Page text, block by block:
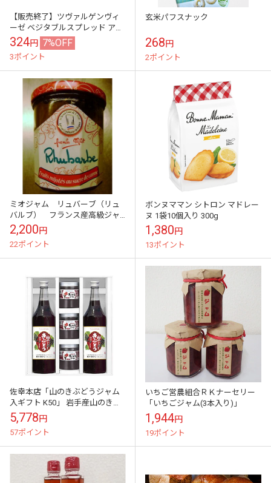
【販売終了】ツヴァルゲンヴィ
ーゼ ベジタブルスプレッド アサ
ツキ
324円 7%OFF
3ポイント
玄米パフスナック
268円
2ポイント
ミオジャム リュバーブ（リュ
バルブ） フランス産高級ジャ
ム 340ｇ
2,200円
22ポイント
ボンヌママン シトロン マドレー
ヌ 1袋10個入り 300g
1,380円
13ポイント
佐幸本店「山のきぶどうジャム
入ギフト K50」 岩手産山のきぶ
どうにソースタイプジャムをセ
ット
5,778円
57ポイント
いちご営農組合ＲＫナーセリー
「いちごジャム(3本入り)」
1,944円
19ポイント